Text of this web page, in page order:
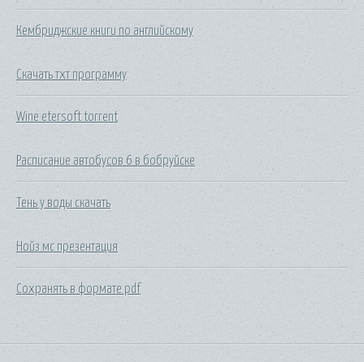
Кембриджские книги по английскому
Скачать тхт программу
Wine etersoft torrent
Расписание автобусов 6 в бобруйске
Тень у воды скачать
Нойз мс презентация
Сохранять в формате pdf